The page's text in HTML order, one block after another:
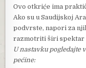
Ovo otkriće ima
Ako su u Saudijskoj
podvrste, napori za
razmotriti širi spektar
U nastavku pogledajte
pećine: